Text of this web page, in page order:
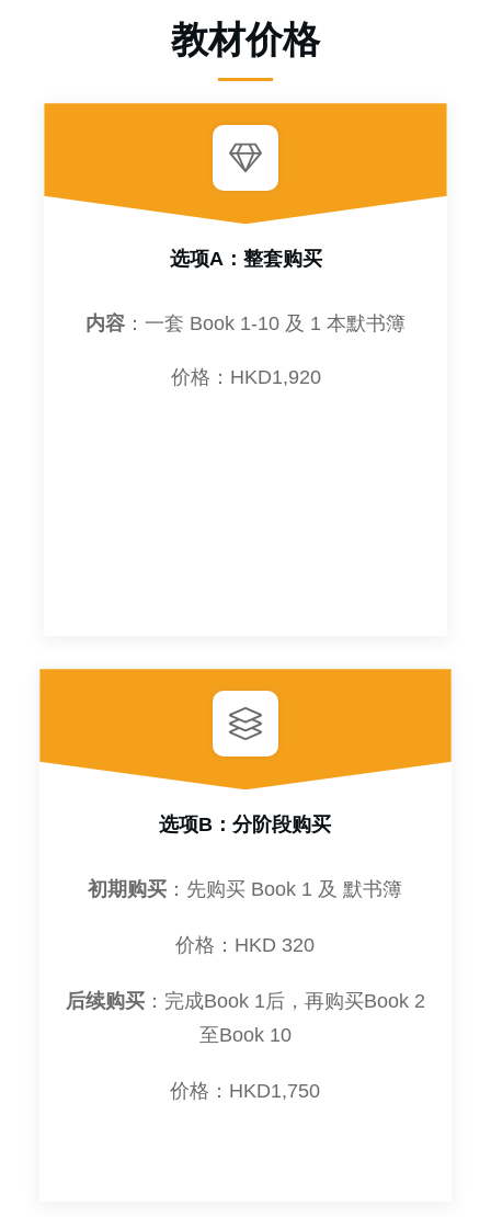
教材价格
选项A：整套购买
内容 ：一套 Book 1-10 及 1 本默书簿
价格：HKD1,920
选项B：分阶段购买
初期购买 ：先购买 Book 1 及 默书簿
价格：HKD 320
后续购买：完成Book 1后，再购买Book 2
至Book 10
价格：HKD1,750